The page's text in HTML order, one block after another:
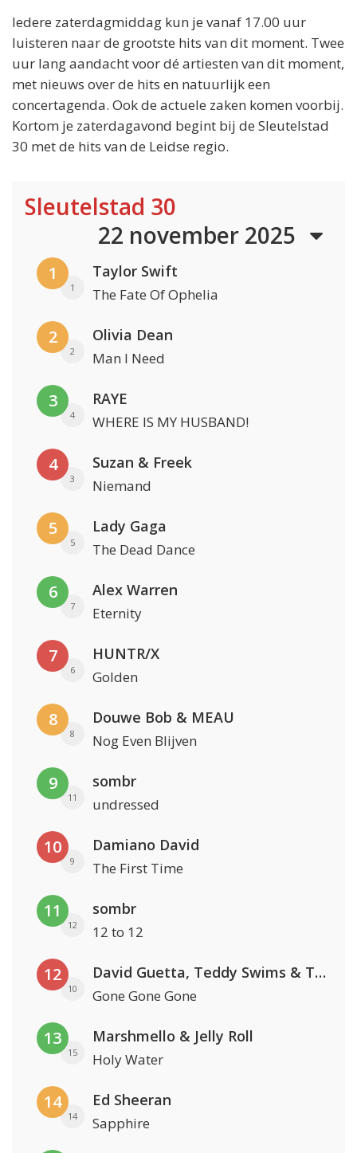
Iedere zaterdagmiddag kun je vanaf 17.00 uur
luisteren naar de grootste hits van dit moment. Twee
uur lang aandacht voor dé artiesten van dit moment,
met nieuws over de hits en natuurlijk een
concertagenda. Ook de actuele zaken komen voorbij.
Kortom je zaterdagavond begint bij de Sleutelstad
30 met de hits van de Leidse regio.
Sleutelstad 30
22 november 2025
1
1
Taylor Swift
The Fate Of Ophelia
2
2
Olivia Dean
Man I Need
3
4
RAYE
WHERE IS MY HUSBAND!
4
3
Suzan & Freek
Niemand
5
5
Lady Gaga
The Dead Dance
6
7
Alex Warren
Eternity
7
6
HUNTR/X
Golden
8
8
Douwe Bob & MEAU
Nog Even Blijven
9
11
sombr
undressed
10
9
Damiano David
The First Time
11
12
sombr
12 to 12
12
10
David Guetta, Teddy Swims & Tones And I
Gone Gone Gone
13
15
Marshmello & Jelly Roll
Holy Water
14
14
Ed Sheeran
Sapphire